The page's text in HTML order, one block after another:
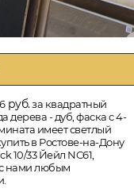
руб.за квадратный
дерева - дуб, фаска с 4-
имеет светлый
в Ростове-на-Дону
10/33 Йейл NC61,
с нами любым